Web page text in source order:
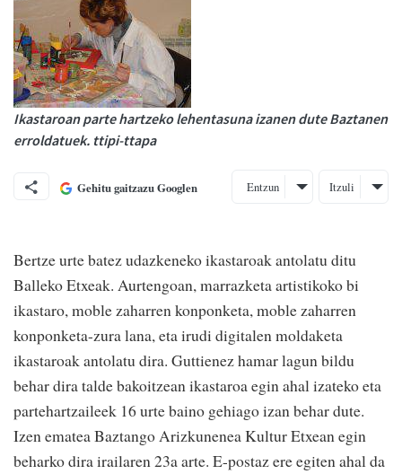
Ikastaroan parte hartzeko lehentasuna izanen dute Baztanen
erroldatuek. ttipi-ttapa
Gehitu gaitzazu Googlen Entzun Itzuli
Bertze urte batez udazkeneko ikastaroak antolatu ditu
Balleko Etxeak. Aurtengoan, marrazketa artistikoko bi
ikastaro, moble zaharren konponketa, moble zaharren
konponketa-zura lana, eta irudi digitalen moldaketa
ikastaroak antolatu dira. Guttienez hamar lagun bildu
behar dira talde bakoitzean ikastaroa egin ahal izateko eta
partehartzaileek 16 urte baino gehiago izan behar dute.
Izen ematea Baztango Arizkunenea Kultur Etxean egin
beharko dira irailaren 23a arte. E-postaz ere egiten ahal da